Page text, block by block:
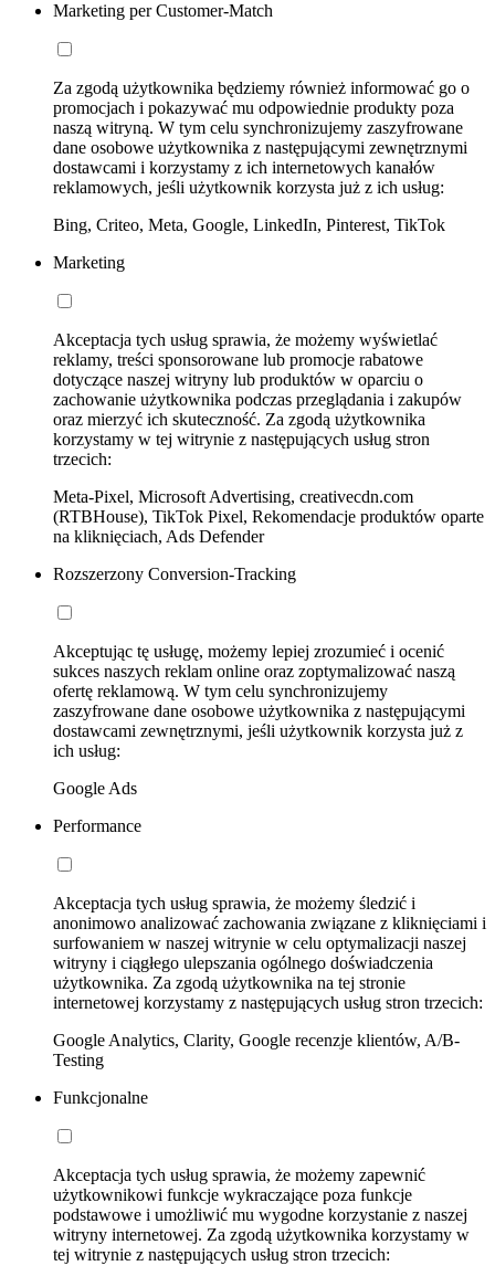
Marketing per Customer-Match
Za zgodą użytkownika będziemy również informować go o
promocjach i pokazywać mu odpowiednie produkty poza
naszą witryną. W tym celu synchronizujemy zaszyfrowane
dane osobowe użytkownika z następującymi zewnętrznymi
dostawcami i korzystamy z ich internetowych kanałów
reklamowych, jeśli użytkownik korzysta już z ich usług:
Bing, Criteo, Meta, Google, LinkedIn, Pinterest, TikTok
Marketing
Akceptacja tych usług sprawia, że możemy wyświetlać
reklamy, treści sponsorowane lub promocje rabatowe
dotyczące naszej witryny lub produktów w oparciu o
zachowanie użytkownika podczas przeglądania i zakupów
oraz mierzyć ich skuteczność. Za zgodą użytkownika
korzystamy w tej witrynie z następujących usług stron
trzecich:
Meta-Pixel, Microsoft Advertising, creativecdn.com
(RTBHouse), TikTok Pixel, Rekomendacje produktów oparte
na kliknięciach, Ads Defender
Rozszerzony Conversion-Tracking
Akceptując tę usługę, możemy lepiej zrozumieć i ocenić
sukces naszych reklam online oraz zoptymalizować naszą
ofertę reklamową. W tym celu synchronizujemy
zaszyfrowane dane osobowe użytkownika z następującymi
dostawcami zewnętrznymi, jeśli użytkownik korzysta już z
ich usług:
Google Ads
Performance
Akceptacja tych usług sprawia, że możemy śledzić i
anonimowo analizować zachowania związane z kliknięciami i
surfowaniem w naszej witrynie w celu optymalizacji naszej
witryny i ciągłego ulepszania ogólnego doświadczenia
użytkownika. Za zgodą użytkownika na tej stronie
internetowej korzystamy z następujących usług stron trzecich:
Google Analytics, Clarity, Google recenzje klientów, A/B-
Testing
Funkcjonalne
Akceptacja tych usług sprawia, że możemy zapewnić
użytkownikowi funkcje wykraczające poza funkcje
podstawowe i umożliwić mu wygodne korzystanie z naszej
witryny internetowej. Za zgodą użytkownika korzystamy w
tej witrynie z następujących usług stron trzecich: